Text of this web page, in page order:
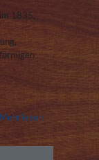
1835,
Mehr lesen